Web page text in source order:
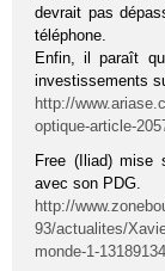
devrait pas
téléphone.
Enfin, il paraît
investissements
http://
optique-article-
Free (Iliad) mise
avec son PDG.
http://
93/actualites/
monde-1-